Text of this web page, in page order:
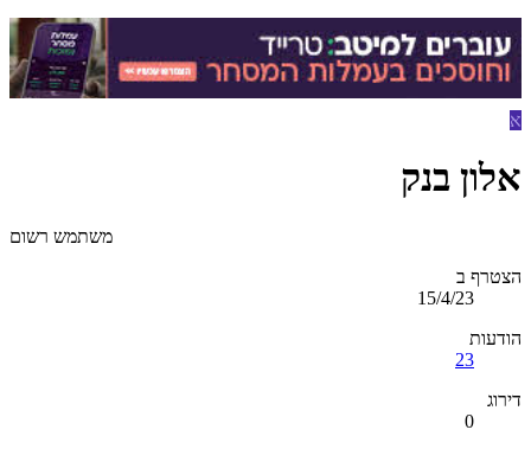
א
אלון בנק
משתמש רשום
הצטרף ב
15/4/23
הודעות
23
דירוג
0